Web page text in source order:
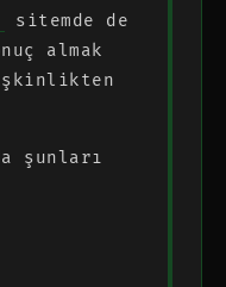
sitemde de
almak
şunları